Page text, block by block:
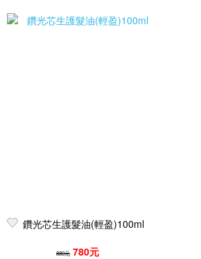
鑽光芯生護髮油(輕盈)100ml
880元 780元